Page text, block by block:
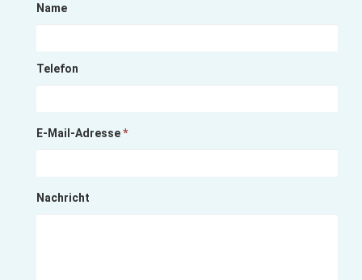
Name
Telefon
E-Mail-Adresse*
Nachricht